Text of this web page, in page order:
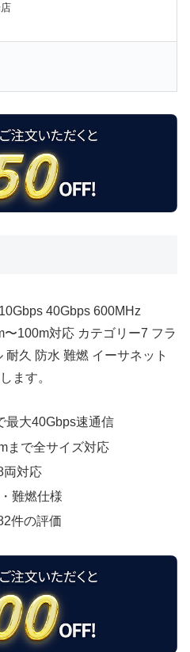
40Gbps 600MHz
100m対応 カテゴリー7 フラ
久 防水 難燃 イーサネット
ます。
最大40Gbps速通信
まで全サイズ対応
両対応
難燃仕様
件の評価